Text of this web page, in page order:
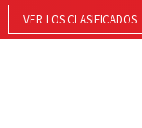
VER LOS CLASIFICADOS